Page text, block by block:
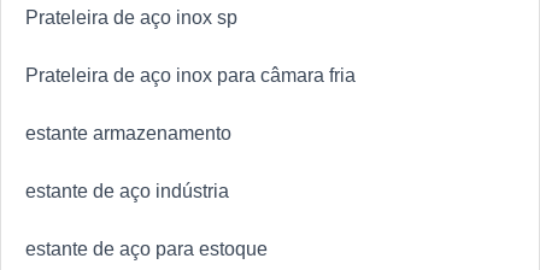
Prateleira de aço inox sp
Prateleira de aço inox para câmara fria
estante armazenamento
estante de aço indústria
estante de aço para estoque